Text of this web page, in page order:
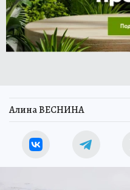
Алина ВЕСНИНА